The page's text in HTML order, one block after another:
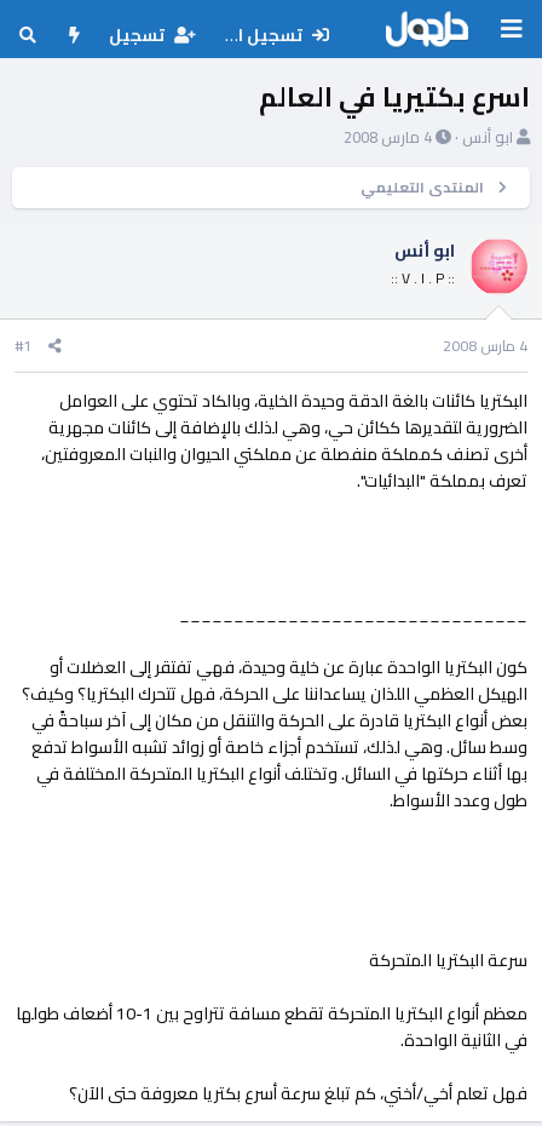
تسجيل الدخول تسجيل
اسرع بكتيريا في العالم
ب
ئ
ا
ل
م
ض
و
ع
ابو أنس
ت
ر
ي
خ
ل
د
4 مارس 2008
المنتدى التعليمي
ابو أنس
:: V . I . P ::
4 مارس 2008 #1
البكتريا كائنات بالغة الدقة وحيدة الخلية، وبالكاد تحتوي على العوامل
الضرورية لتقديرها ككائن حي، وهي لذلك بالإضافة إلى كائنات مجهرية
أخرى تصنف كمملكة منفصلة عن مملكتي الحيوان والنبات المعروفتين،
تعرف بمملكة "البدائيات".
________________________________
كون البكتريا الواحدة عبارة عن خلية وحيدة، فهي تفتقر إلى العضلات أو
الهيكل العظمي اللذان يساعداننا على الحركة، فهل تتحرك البكتريا؟ وكيف؟
بعض أنواع البكتريا قادرة على الحركة والتنقل من مكان إلى آخر سباحةً في
وسط سائل. وهي لذلك، تستخدم أجزاء خاصة أو زوائد تشبه الأسواط تدفع
بها أثناء حركتها في السائل. وتختلف أنواع البكتريا المتحركة المختلفة في
طول وعدد الأسواط.
سرعة البكتريا المتحركة
معظم أنواع البكتريا المتحركة تقطع مسافة تتراوح بين 1-10 أضعاف طولها
في الثانية الواحدة.
فهل تعلم أخي/أختي، كم تبلغ سرعة أسرع بكتريا معروفة حتى الآن؟